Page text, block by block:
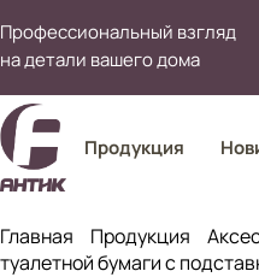
Профессиональный взгляд
на детали вашего дома
Продукция
Главная Продукция
туалетной бумаги с